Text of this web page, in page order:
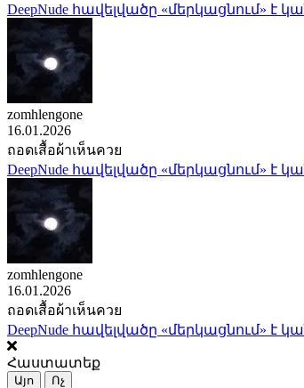
DeepNude հավելվածը «մերկացնում» է
zomhlengone
16.01.2026
ถอดเสื้อผ้าเห็นควย
DeepNude հավելվածը «մերկացնում» է
zomhlengone
16.01.2026
ถอดเสื้อผ้าเห็นควย
DeepNude հավելվածը «մերկացնում» է
Հաստատեք
Այո Ոչ